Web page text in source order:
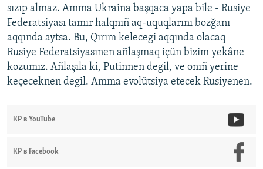
sızıp almaz. Amma Ukraina başqaca yapa bile - Rusiye
Federatsiyası tamır halqnıñ aq-uquqlarını bozğanı
aqqında aytsa. Bu, Qırım kelecegi aqqında olacaq
Rusiye Federatsiyasınen añlaşmaq içün bizim yekâne
kozumız. Añlaşıla ki, Putinnen degil, ve onıñ yerine
keçeceknen degil. Amma evolütsiya etecek Rusiyenen.
КР в YouTube
КР в Facebook